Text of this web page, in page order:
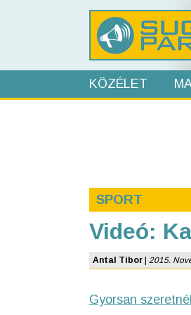
KÖZÉLET
SPORT
Videó:
Antal Tibor 2015.
Gyorsan